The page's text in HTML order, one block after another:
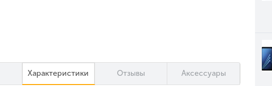
Характеристики Отзывы Аксессуары